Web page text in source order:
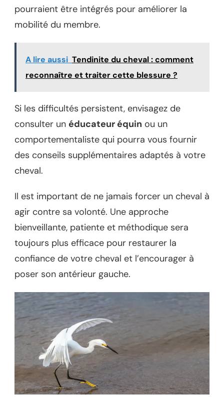
pourraient être intégrés pour améliorer la
mobilité du membre.
A lire aussi Tendinite du cheval : comment
reconnaître et traiter cette blessure ?
Si les difficultés persistent, envisagez de
consulter un éducateur équin ou un
comportementaliste qui pourra vous fournir
des conseils supplémentaires adaptés à votre
cheval.
Il est important de ne jamais forcer un cheval à
agir contre sa volonté. Une approche
bienveillante, patiente et méthodique sera
toujours plus efficace pour restaurer la
confiance de votre cheval et l’encourager à
poser son antérieur gauche.